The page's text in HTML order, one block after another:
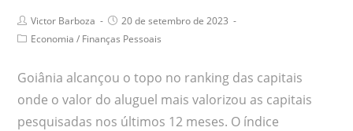
Victor Barboza
20 de setembro de 2023
Economia / Finanças Pessoais
Goiânia alcançou o topo no ranking das capitais
onde o valor do aluguel mais valorizou as capitais
pesquisadas nos últimos 12 meses. O índice